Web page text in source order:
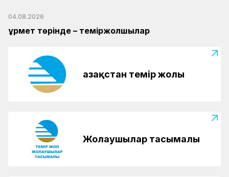
04.08.2026
Құрмет төрінде – теміржолшылар
Қазақстан темір жолы
Жолаушылар тасымалы